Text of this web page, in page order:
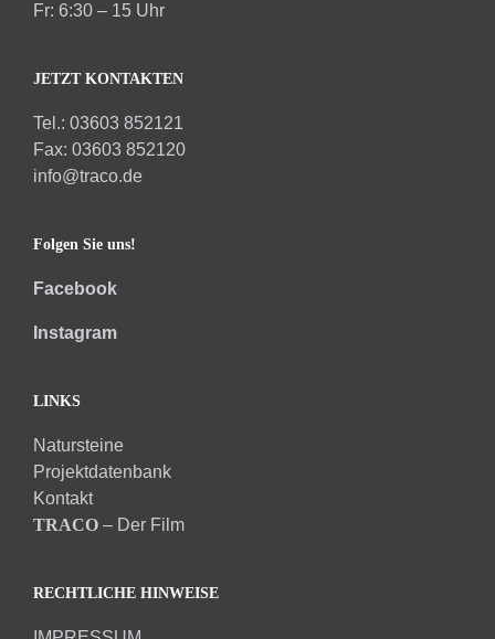
Fr: 6:30 – 15 Uhr
JETZT KONTAKTEN
Tel.: 03603 852121
Fax: 03603 852120
info@traco.de
Folgen Sie uns!
Facebook
Instagram
LINKS
Natursteine
Projektdatenbank
Kontakt
TRACO – Der Film
RECHTLICHE HINWEISE